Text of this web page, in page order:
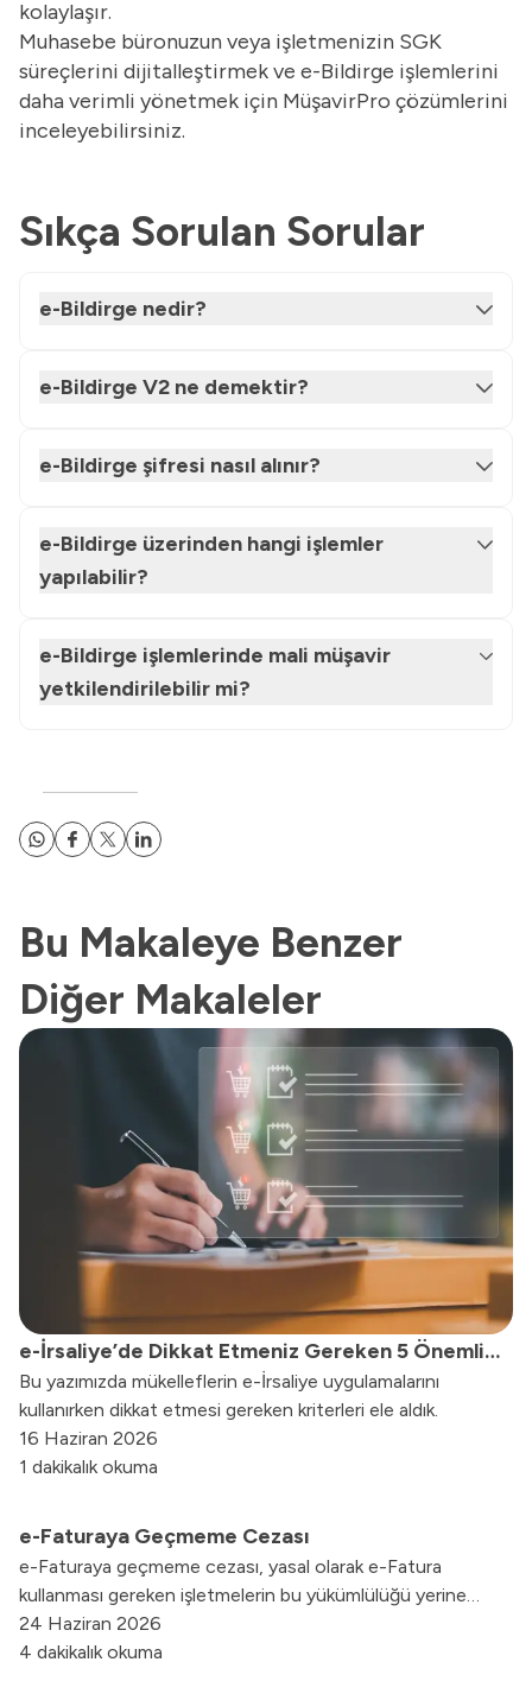
kolaylaşır.
Muhasebe büronuzun veya işletmenizin SGK
süreçlerini dijitalleştirmek ve e-Bildirge işlemlerini
daha verimli yönetmek için MüşavirPro çözümlerini
inceleyebilirsiniz.
Sıkça Sorulan Sorular
e-Bildirge nedir?
e-Bildirge V2 ne demektir?
e-Bildirge şifresi nasıl alınır?
e-Bildirge üzerinden hangi işlemler
yapılabilir?
e-Bildirge işlemlerinde mali müşavir
yetkilendirilebilir mi?
Bu Makaleye Benzer
Diğer Makaleler
e-İrsaliye’de Dikkat Etmeniz Gereken 5 Önemli
Madde
Bu yazımızda mükelleflerin e-İrsaliye uygulamalarını
kullanırken dikkat etmesi gereken kriterleri ele aldık.
16 Haziran 2026
1 dakikalık okuma
e-Faturaya Geçmeme Cezası
e-Faturaya geçmeme cezası, yasal olarak e-Fatura
kullanması gereken işletmelerin bu yükümlülüğü yerine
getirmemesi durumunda uygulanan para cezalarını kapsar.
Vergi Usul Kanunu çerçevesinde belirlenen kriterlere
24 Haziran 2026
4 dakikalık okuma